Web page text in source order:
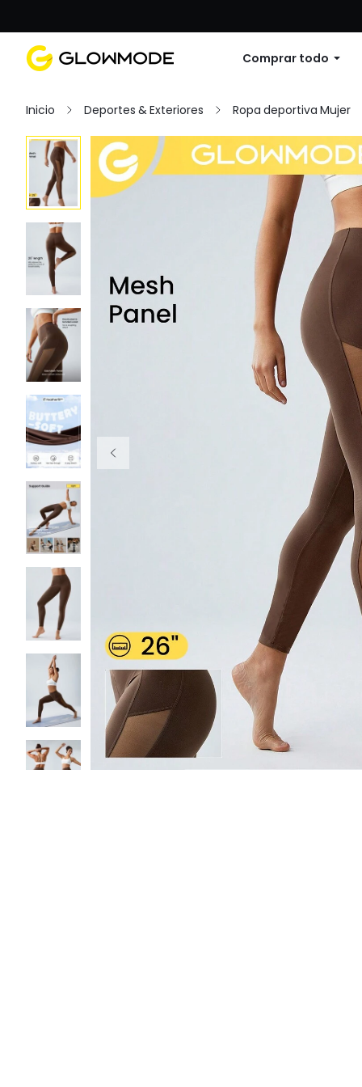
Comprar todo
Inicio Deportes & Exteriores Ropa deportiva Mujer